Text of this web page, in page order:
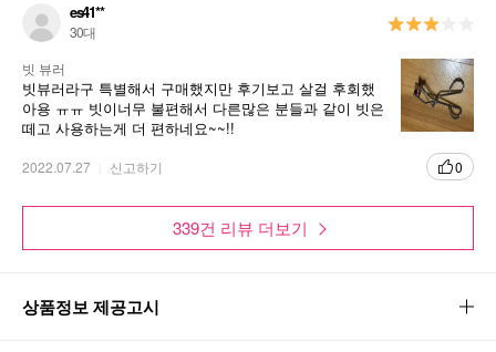
뭉치는 속눈썹을 촤르륵 깔끔하게 올려주는 빗 뷰러
es41**
30대
빗 뷰러
빗뷰러라구 특별해서 구매했지만 후기보고 살걸 후회했
아용 ㅠㅠ 빗이너무 불편해서 다른많은 분들과 같이 빗은
떼고 사용하는게 더 편하네요~~!!
2022.07.27 신고하기 0
339건 리뷰 더보기
상품정보 제공고시